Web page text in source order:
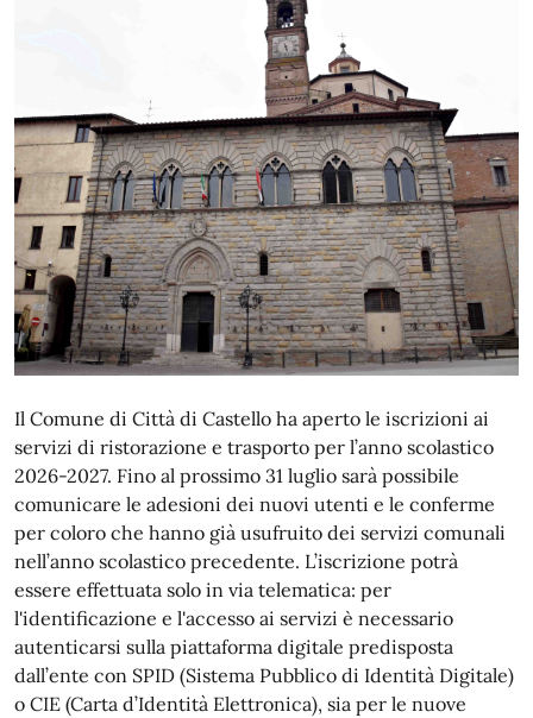
Il Comune di Città di Castello ha aperto le iscrizioni ai
servizi di ristorazione e trasporto per l’anno scolastico
2026-2027. Fino al prossimo 31 luglio sarà possibile
comunicare le adesioni dei nuovi utenti e le conferme
per coloro che hanno già usufruito dei servizi comunali
nell’anno scolastico precedente. L’iscrizione potrà
essere effettuata solo in via telematica: per
l'identificazione e l'accesso ai servizi è necessario
autenticarsi sulla piattaforma digitale predisposta
dall’ente con SPID (Sistema Pubblico di Identità Digitale)
o CIE (Carta d’Identità Elettronica), sia per le nuove